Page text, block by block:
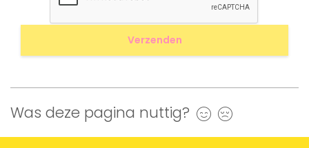
Was deze pagina nuttig? Ja